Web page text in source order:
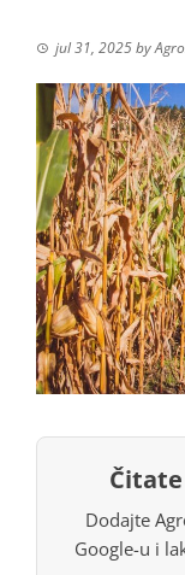
jul 31, 2025by
Dodajte
Google-u i